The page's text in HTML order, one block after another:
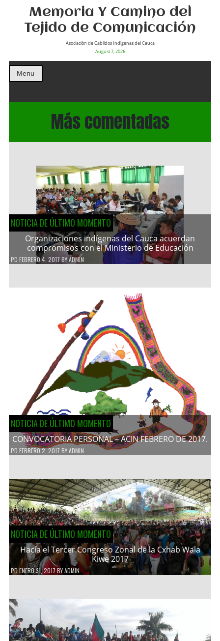
Memoria Y Camino del
Tejido de Comunicación
Asociación de Cabildos Indìgenas del Cauca
August 7, 2026
Menu
Más comentadas
NOTICIA DE ÚLTIMO MOMENTO
Organizaciones indígenas del Cauca acuerdan
compromisos con el Ministerio de Educación
PD FEBRERO 4, 2017 BYADMIN
NOTICIA DE ÚLTIMO MOMENTO
CONVOCATORIA PERSONAL – ACIN FEBRERO DE 2017.
PD FEBRERO 2, 2017 BYADMIN
NOTICIA DE ÚLTIMO MOMENTO
Hacía el Tercer Congreso Zonal de la Cxhab Wala
Kiwe 2017
PDENERO 31, 2017 BYADMIN